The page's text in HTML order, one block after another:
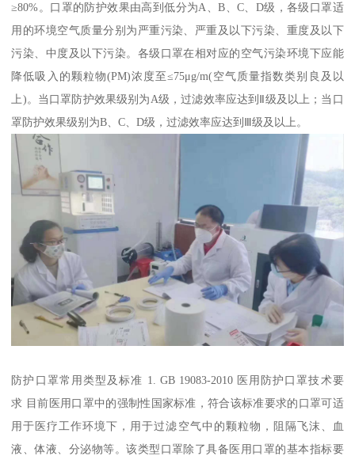
≥80%。口罩的防护效果由高到低分为A、B、C、D级，各级口罩适
用的环境空气质量分别为严重污染、严重及以下污染、重度及以下
污染、中度及以下污染。各级口罩在相对应的空气污染环境下应能
降低吸入的颗粒物(PM)浓度至≤75μg/m(空气质量指数类别良及以
上)。当口罩防护效果级别为A级，过滤效率应达到Ⅱ级及以上；当口
罩防护效果级别为B、C、D级，过滤效率应达到Ⅲ级及以上。
防护口罩常用类型及标准 1. GB 19083-2010 医用防护口罩技术要
求 目前医用口罩中的强制性国家标准，符合该标准要求的口罩可适
用于医疗工作环境下，用于过滤空气中的颗粒物，阻隔飞沫、血
液、体液、分泌物等。该类型口罩除了具备医用口罩的基本指标要